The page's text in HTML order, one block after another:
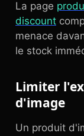
La page
discount
menace
le stock
Limiter
d'image
Un produit